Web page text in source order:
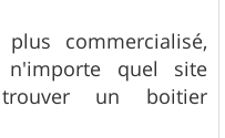
commercialisé,
quel site
un boitier